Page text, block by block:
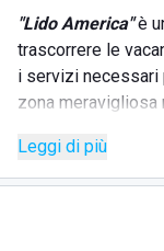
"Lido America"è
trascorrere le
i servizi necessari
zona meravigliosa
struttura"Lido
l'ambiente
Leggi di più